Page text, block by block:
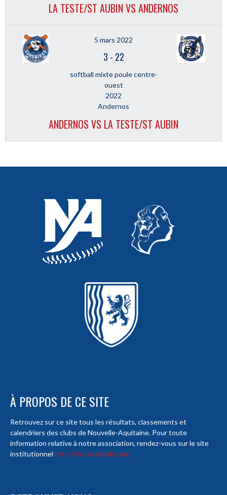
LA TESTE/ST AUBIN VS ANDERNOS
5 mars 2022
3 - 22
softball mixte poule centre-
ouest
2022
Andernos
ANDERNOS VS LA TESTE/ST AUBIN
À PROPOS DE CE SITE
Retrouvez sur ce site tous les résultats, classements et
calendriers des clubs de Nouvelle-Aquitaine. Pour toute
information relative à notre association, rendez-vous sur le site
institutionnel http://lna-baseball.com/